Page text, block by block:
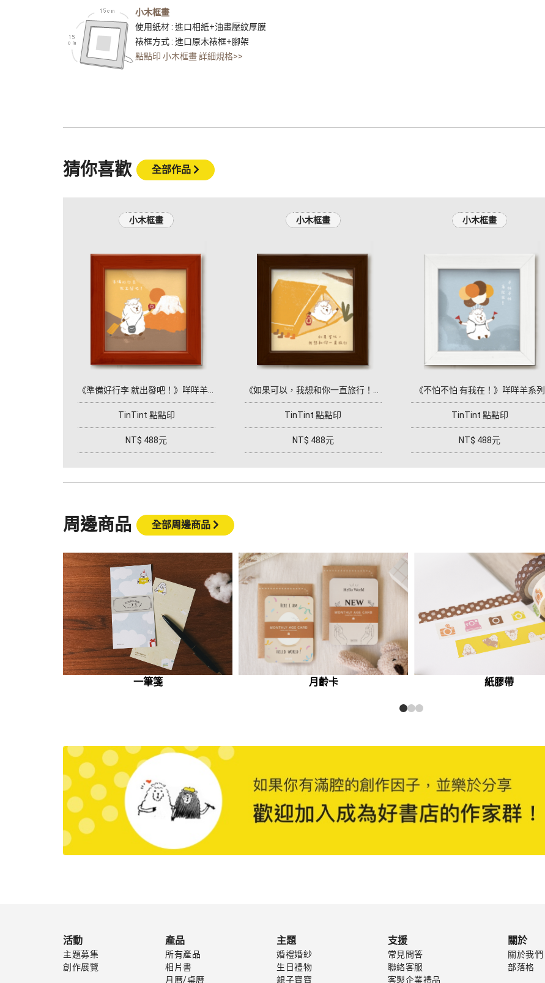
小木框畫
使用紙材 : 進口相紙+油畫壓紋厚膜
裱框方式 : 進口原木裱框+腳架
點點印 小木框畫 詳細規格>>
猜你喜歡 全部作品
小木框畫
TinTint 點點印
NT$ 488元
小木框畫
TinTint 點點印
NT$ 488元
小木框畫
《不怕不怕 有我在！》咩咩羊系列
TinTint 點點印
NT$ 488元
周邊商品 全部周邊商品
一筆箋 月齡卡 紙膠帶
活動
主題募集
創作展覽
產品
所有產品
相片書
月曆/桌曆
主題
婚禮婚紗
生日禮物
親子寶寶
支援
常見問答
聯絡客服
客製企業禮品
關於
關於我們
部落格